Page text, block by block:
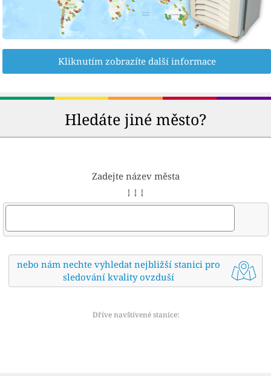
Kliknutím zobrazíte další informace
Hledáte jiné město?
Zadejte název města
↓ ↓ ↓
nebo nám nechte vyhledat nejbližší stanici pro
sledování kvality ovzduší
Dříve navštívené stanice: